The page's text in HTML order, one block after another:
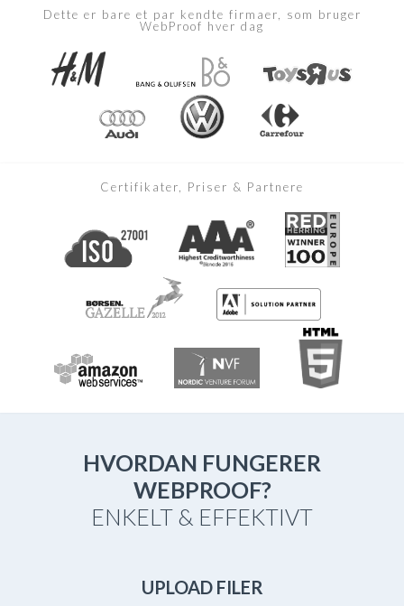
Dette er bare et par kendte firmaer, som bruger
WebProof hver dag
Certifikater, Priser & Partnere
HVORDAN FUNGERER
WEBPROOF?
ENKELT & EFFEKTIVT
UPLOAD FILER